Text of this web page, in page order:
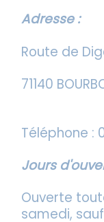
Adresse :
Route de
71140
Téléphone :
Jours
Ouverte
samedi,